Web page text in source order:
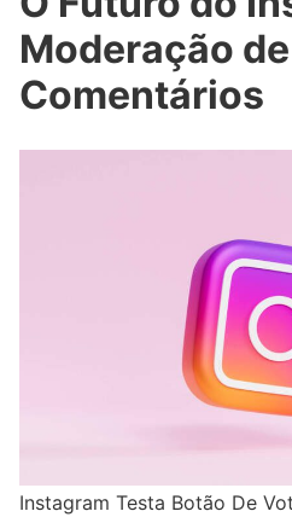
Moderação de
Comentários
Instagram Testa Botão De